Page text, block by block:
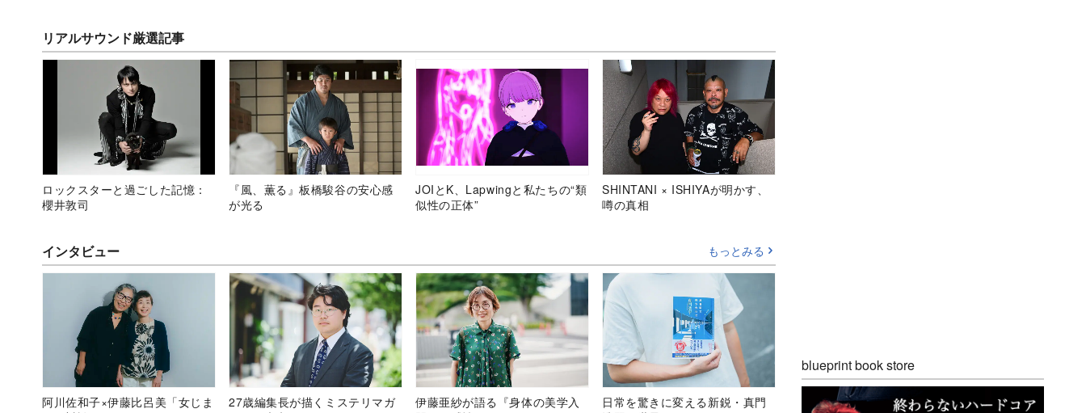
リアルサウンド厳選記事
ロックスターと過ごした記憶：
櫻井敦司
『風、薫る』板橋駿谷の安心感
が光る
JOIとK、Lapwingと私たちの“類
似性の正体”
SHINTANI × ISHIYAが明かす、
噂の真相
インタビュー もっとみる
阿川佐和子×伊藤比呂美「女じま
27歳編集長が描くミステリマガ
伊藤亜紗が語る『身体の美学入
日常を驚きに変える新鋭・真門
blueprint book store